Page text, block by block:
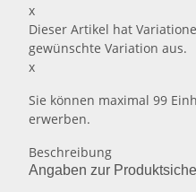
x
Dieser Artikel hat
gewünschte Variation aus.
x
Sie können maximal 99
erwerben.
Beschreibung
Angaben zur